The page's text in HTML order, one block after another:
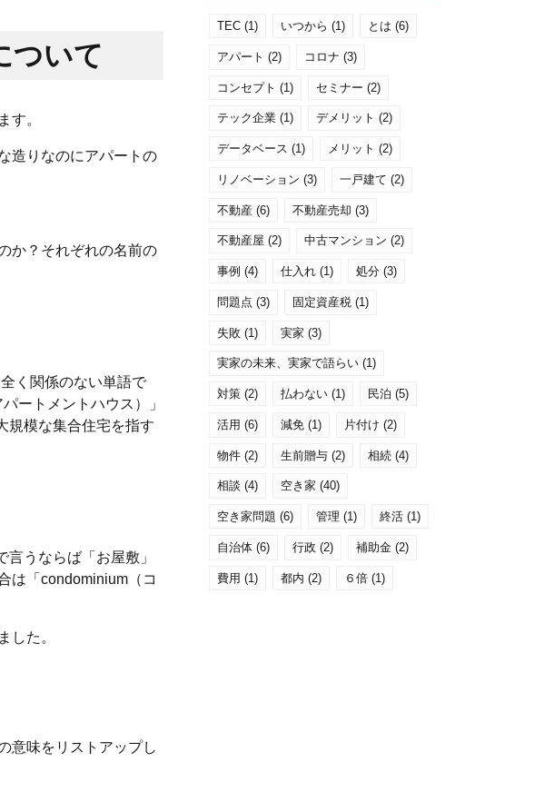
ついて
す。
造りなのにアパートの
か？それぞれの名前の
く関係のない単語で
ートメントハウス）」
規模な集合住宅を指す
うならば「お屋敷」
は「condominium（コ
した。
意味をリストアップし
TEC(1) いつから (1) とは (6)
アパート (2) コロナ (3)
コンセプト (1) セミナー (2)
テック企業(1) デメリット (2)
データベース (1) メリット (2)
リノベーション (3) 一戸建て (2)
不動産(6) 不動産売却 (3)
不動産屋 (2) 中古マンション (2)
事例 (4) 仕入れ(1) 処分(3)
問題点 (3) 固定資産税(1)
失敗(1) 実家 (3)
実家の未来、実家で語らい(1)
対策(2) 払わない(1) 民泊 (5)
活用 (6) 減免(1) 片付け (2)
物件(2) 生前贈与(2) 相続(4)
相談 (4) 空き家 (40)
空き家問題 (6) 管理 (1) 終活(1)
自治体(6) 行政 (2) 補助金(2)
費用 (1) 都内 (2) ６倍(1)